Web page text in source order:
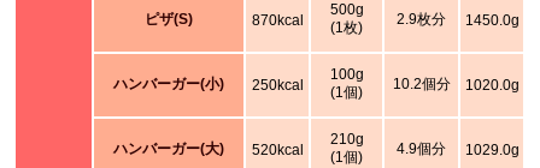
ピザ(S) 870kcal
500g
(1枚)
2.9枚分 1450.0g
ハンバーガー(小) 250kcal
100g
(1個)
10.2個分 1020.0g
ハンバーガー(大) 520kcal
210g
(1個)
4.9個分 1029.0g